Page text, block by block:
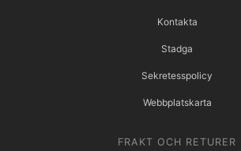
Kontakta
Stadga
Sekretesspolicy
Webbplatskarta
FRAKT OCH RETURER